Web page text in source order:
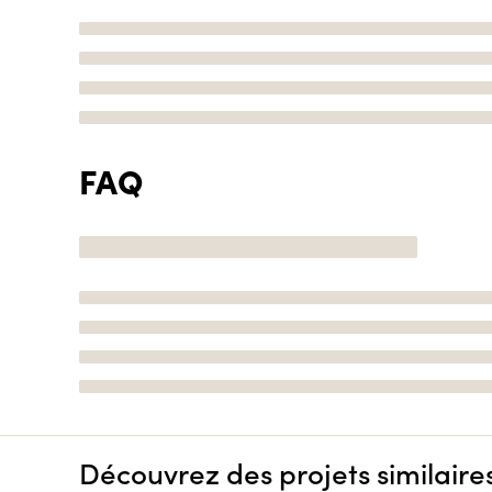
FAQ
Découvrez des projets